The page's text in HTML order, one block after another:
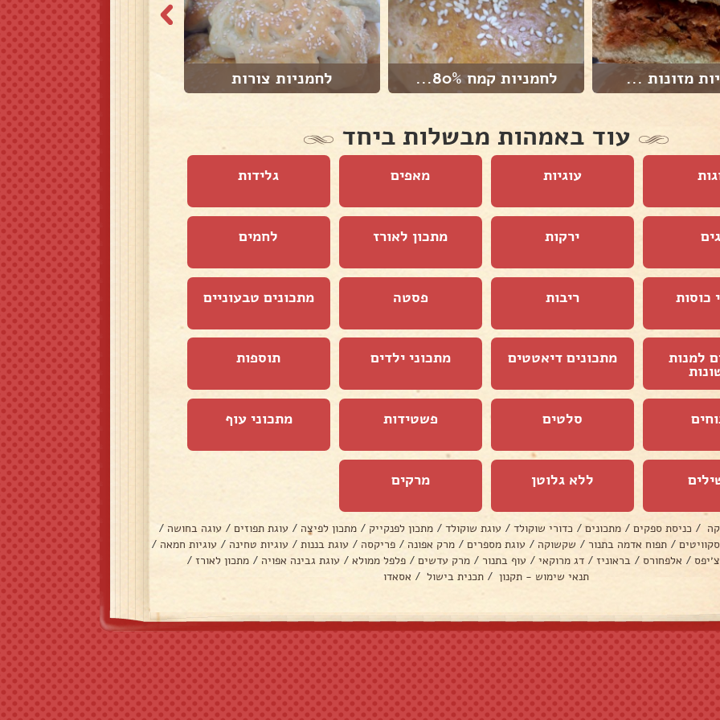
מזונות ... לחמניות קמח 80%... לחמניות צורות
עוד באמהות מבשלות ביחד
עוגיות מאפים גלידות
ירקות מתכון לאורז לחמים
כוסות ריבות פסטה מתכונים טבעוניים
למנות מתכונים דיאטטים מתכוני ילדים תוספות
סלטים פשטידות מתכוני עוף
ללא גלוטן מרקים
/ כניסת ספקים / מתכונים / כדורי שוקולד / עוגת שוקולד / מתכון לפנקייק / מתכון לפיצה / עוגת תפוזים / עוגה בחושה /
/ תפוח אדמה בתנור / שקשוקה / עוגת מספרים / מרק אפונה / פריקסה / עוגת בננות / עוגיות טחינה / עוגיות חמאה /
/ אלפחורס / בראוניז / דג מרוקאי / עוף בתנור / מרק עדשים / פלפל ממולא / עוגת גבינה אפויה / מתכון לאורז /
תנאי שימוש - תקנון / תכנית בישול / אסאדו